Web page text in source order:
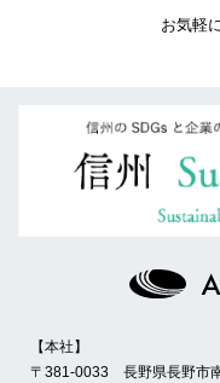
お気軽
本社
〒381-0033 長野県長野市